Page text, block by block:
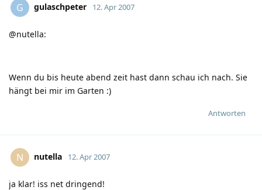
G gulaschpeter 12. Apr 2007
@nutella:
Wenn du bis heute abend zeit hast dann schau ich nach. Sie
hängt bei mir im Garten :)
Antworten
N nutella 12. Apr 2007
ja klar! iss net dringend!